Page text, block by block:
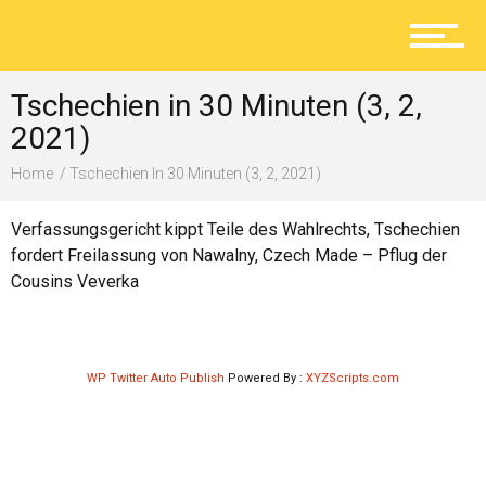
Lokal
Tschechien in 30 Minuten (3, 2,
2021)
Home Tschechien In 30 Minuten (3, 2, 2021)
Verfassungsgericht kippt Teile des Wahlrechts, Tschechien
fordert Freilassung von Nawalny, Czech Made – Pflug der
Cousins Veverka
WP Twitter Auto Publish Powered By : XYZScripts.com